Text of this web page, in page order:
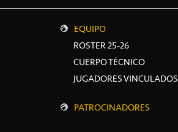
EQUIPO
ROSTER 25-26
CUERPO TÉCNICO
JUGADORES VINCULADOS
PATROCINADORES